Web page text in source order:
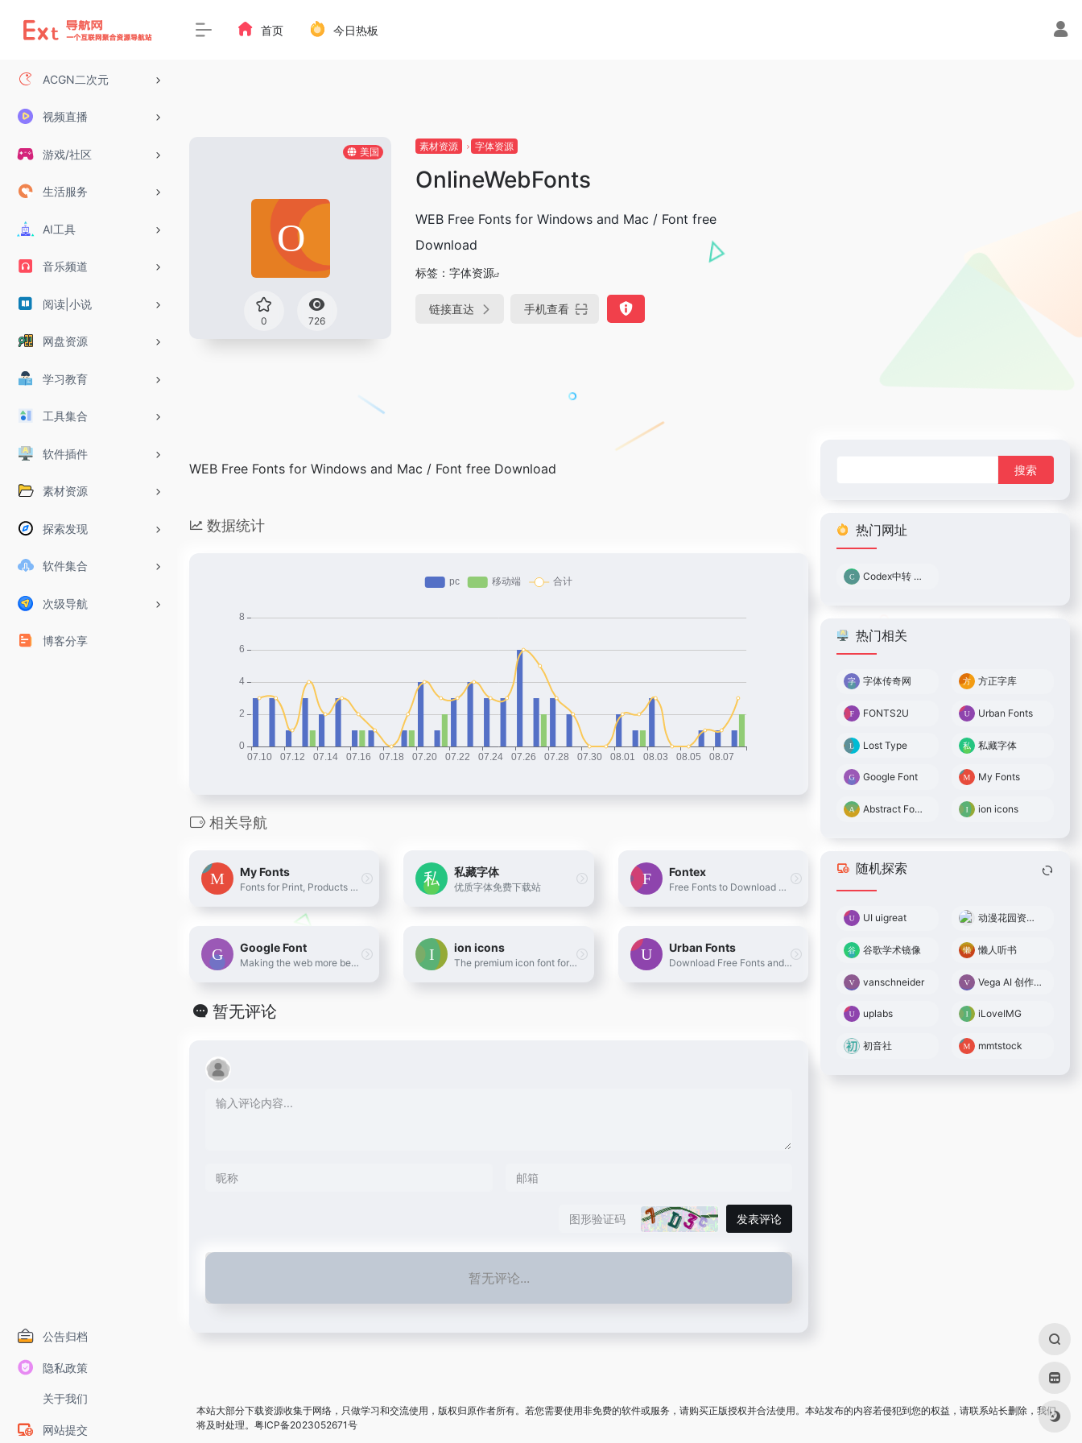
ACGN二次元
视频直播
游戏/社区
生活服务
AI工具
音乐频道
阅读|小说
网盘资源
学习教育
工具集合
软件插件
素材资源
探索发现
软件集合
次级导航
博客分享
公告归档
隐私政策
关于我们
网站提交
首页 今日热板
美国
0 726
素材资源 字体资源
OnlineWebFonts
WEB Free Fonts for Windows and Mac / Font free
Download
标签： 字体资源
链接直达 手机查看
WEB Free Fonts for Windows and Mac / Font free Download
数据统计
相关导航
My Fonts
Fonts for Print, Products & Screens
私藏字体
优质字体免费下载站
Fontex
Free Fonts to Download + Premium Typefaces
Google Font
Making the web more beautiful, fast, and open through great typography
ion icons
The premium icon font for Ionic Framework
Urban Fonts
Download Free Fonts and Free Dingbats.
暂无评论
发表评论
暂无评论...
热门网址
Codex中转 0.05倍率
热门相关
字体传奇网 方正字库
FONTS2U Urban Fonts
Lost Type 私藏字体
Google Font My Fonts
Abstract Fonts ion icons
随机探索
UI uigreat 动漫花园资源网
谷歌学术镜像 懒人听书
vanschneider Vega AI 创作平台
uplabs iLoveIMG
初音社 mmtstock
本站大部分下载资源收集于网络，只做学习和交流使用，版权归原作者所有。若您需要使用非免费的软件或服务，请购买正版授权并合法使用。本站发布的内容若侵犯到您的权益，请联系站长删除，我们
将及时处理。 粤ICP备2023052671号